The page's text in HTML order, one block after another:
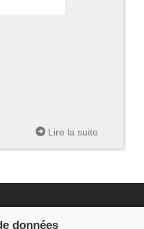
Lire la suite
données